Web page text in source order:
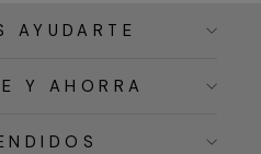
AYUDARTE
Y AHORRA